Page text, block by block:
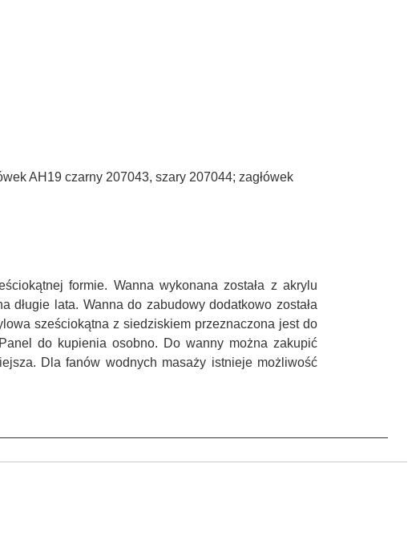
AH19 czarny 207043, szary 207044; zagłówek
formie. Wanna wykonana została z akrylu
lata. Wanna do zabudowy dodatkowo została
sześciokątna z siedziskiem przeznaczona jest do
do kupienia osobno. Do wanny można zakupić
Dla fanów wodnych masaży istnieje możliwość